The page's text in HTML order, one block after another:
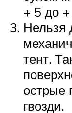
+ 5 до +
Нельзя
тент.
острые
гвозди.